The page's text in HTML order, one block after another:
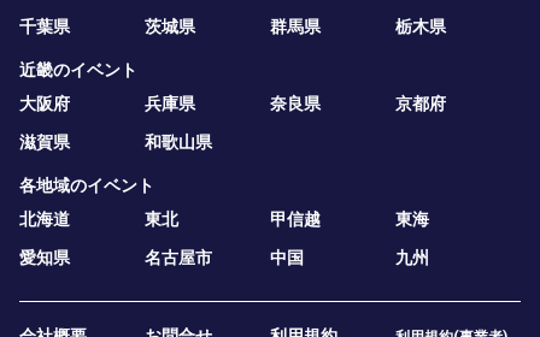
千葉県
茨城県 群馬県 栃木県
近畿のイベント
大阪府
兵庫県 奈良県
京都府
滋賀県
和歌山県
各地域のイベント
北海道
東北 甲信越
東海
愛知県
名古屋市 中国 九州